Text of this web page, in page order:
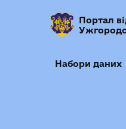
Портал
Набори даних